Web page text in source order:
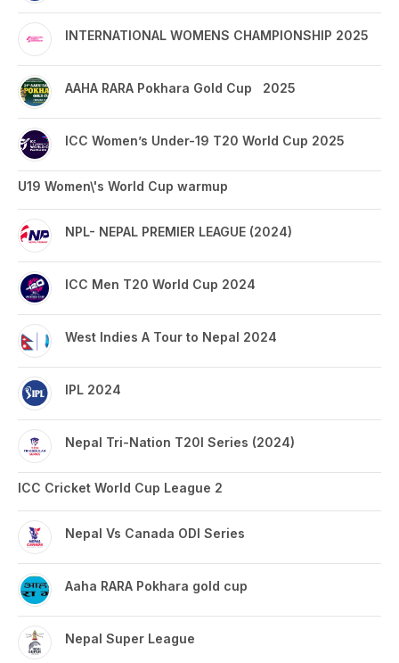
INTERNATIONAL WOMENS CHAMPIONSHIP 2025
AAHA RARA Pokhara Gold Cup 2025
ICC Women’s Under-19 T20 World Cup 2025
U19 Women\'s World Cup warmup
NPL- NEPAL PREMIER LEAGUE (2024)
ICC Men T20 World Cup 2024
West Indies A Tour to Nepal 2024
IPL 2024
Nepal Tri-Nation T20I Series (2024)
ICC Cricket World Cup League 2
Nepal Vs Canada ODI Series
Aaha RARA Pokhara gold cup
Nepal Super League